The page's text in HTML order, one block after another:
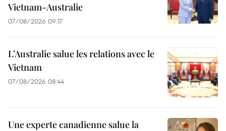
Vietnam-Australie
07/08/2026 09:17
L’Australie salue les relations avec le
Vietnam
07/08/2026 08:44
Une experte canadienne salue la